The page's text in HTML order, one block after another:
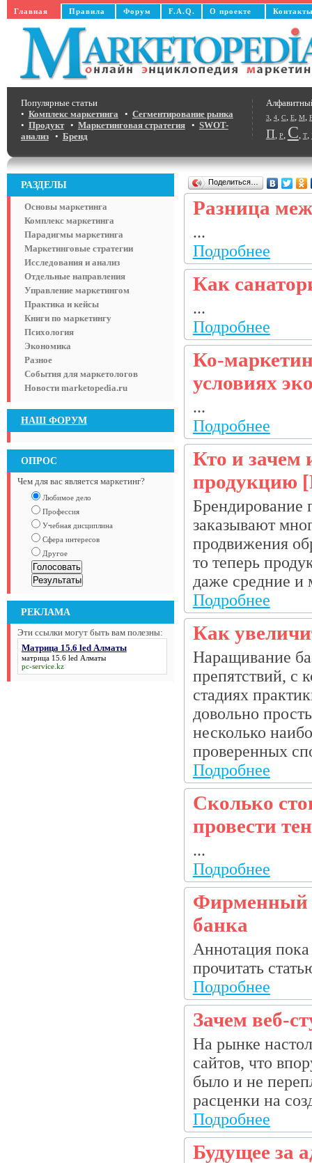
Главная Правила Форум F.A.Q. О проекте
3, 4, C, E, M,
П, Р, С, Т,
Популярные статьи
• Комплекс маркетинга • Сегментирование рынка
• Продукт• Маркетинговая стратегия• SWOT-
анализ• Бренд
РАЗДЕЛЫ
Основы маркетинга
Комплекс маркетинга
Парадигмы маркетинга
Маркетинговые стратегии
Исследования и анализ
Отдельные направления
Управление маркетингом
Практика и кейсы
Книги по маркетингу
Психология
Экономика
Разное
События для маркетологов
Новости marketopedia.ru
НАШ ФОРУМ
ОПРОС
Чем для вас является маркетинг?
Любимое дело
Профессия
Учебная дисциплина
Сфера интересов
Другое
РЕКЛАМА
Эти ссылки могут быть вам полезны:
Матрица 15.6 led Алматы
матрица 15.6 led Алматы
pc-service.kz
Поделиться…
Разница
...
Подробнее
Как
...
Подробнее
Ко-
условиях
...
Подробнее
Кто и зачем
Брендирование
заказывают
продвижения
то теперь
даже средние
Подробнее
Как
Наращивание
препятствий, с
стадиях
довольно
несколько
проверенных
Подробнее
Сколько
провести
...
Подробнее
Фирменный
банка
Аннотация
прочитать
Подробнее
Зачем веб-
На рынке
сайтов, что
было и не
расценки на
Подробнее
Будущее за